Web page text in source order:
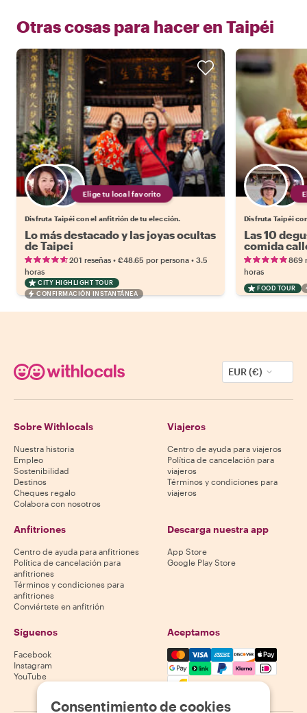
Otras cosas para hacer en Taipéi
Elige tu local favorito
Disfruta Taipéi con el anfitrión de tu elección.
Lo más destacado y las joyas ocultas
de Taipei
201 reseñas • €48.65 por persona • 3.5
horas
CITY HIGHLIGHT TOUR
CONFIRMACIÓN INSTANTÁNEA
Disfruta Taipéi
Las 10
comida
869
horas
FOOD TOUR
EUR (€)
Sobre Withlocals
Nuestra historia
Empleo
Sostenibilidad
Destinos
Cheques regalo
Colabora con nosotros
Viajeros
Centro de ayuda para viajeros
Política de cancelación para
viajeros
Términos y condiciones para
viajeros
Anfitriones
Centro de ayuda para anfitriones
Política de cancelación para
anfitriones
Términos y condiciones para
anfitriones
Conviértete en anfitrión
Descarga nuestra app
App Store
Google Play Store
Síguenos
Facebook
Instagram
YouTube
Aceptamos
Mastercard, Visa, Amex,
Consentimiento de cookies